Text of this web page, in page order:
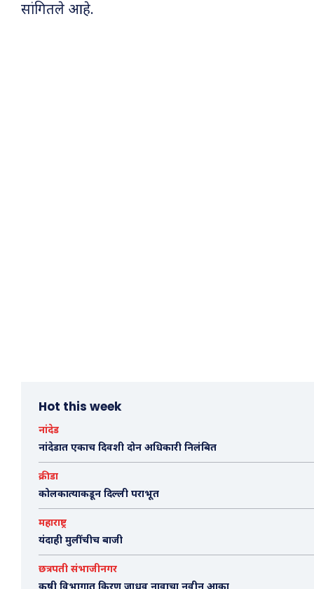
सांगितले आहे.
Hot this week
नांदेड
नांदेडात एकाच दिवशी दोन अधिकारी निलंबित
क्रीडा
कोलकात्याकडून दिल्ली पराभूत
महाराष्ट्र
यंदाही मुलींचीच बाजी
छत्रपती संभाजीनगर